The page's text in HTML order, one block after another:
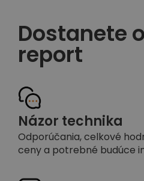
Dostanete
report
Názor technika
Odporúčania, celkové
ceny a potrebné budúce